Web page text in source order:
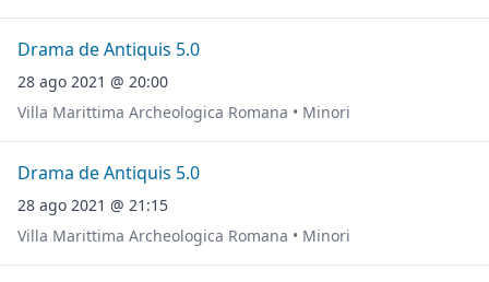
Drama de Antiquis 5.0
28 ago 2021 @ 20:00
Villa Marittima Archeologica Romana • Minori
Drama de Antiquis 5.0
28 ago 2021 @ 21:15
Villa Marittima Archeologica Romana • Minori